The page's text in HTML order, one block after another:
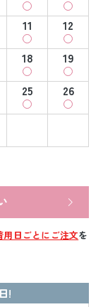
11
12
18
19
25
26
日ごとにご注文を
!